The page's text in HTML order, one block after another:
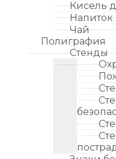
Кисель
Напиток
Чай
Полиграфия
Стенды